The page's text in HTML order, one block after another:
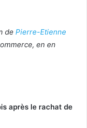
de Pierre-Etienne
en en
après le rachat de